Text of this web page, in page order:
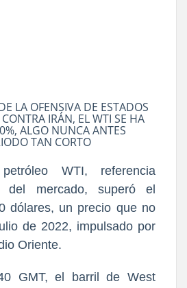
LA OFENSIVA DE ESTADOS
IRÁN, EL WTI SE HA
ALGO NUNCA ANTES
TAN CORTO
WTI, referencia
del mercado, superó el
dólares, un precio que no
de 2022, impulsado por
Oriente.
GMT, el barril de West